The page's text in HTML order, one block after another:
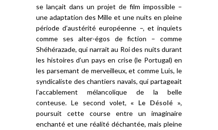
se lançait dans un projet de film impossible –
une adaptation des Mille et une nuits en pleine
période d’austérité européenne –, et inquiets
comme ses alter-égos de fiction – comme
Shéhérazade, qui narrait au Roi des nuits durant
les histoires d’un pays en crise (le Portugal) en
les parsemant de merveilleux, et comme Luis, le
syndicaliste des chantiers navals, qui partageait
l’accablement mélancolique de la belle
conteuse. Le second volet, « Le Désolé »,
poursuit cette course entre un imaginaire
enchanté et une réalité déchantée, mais pleine